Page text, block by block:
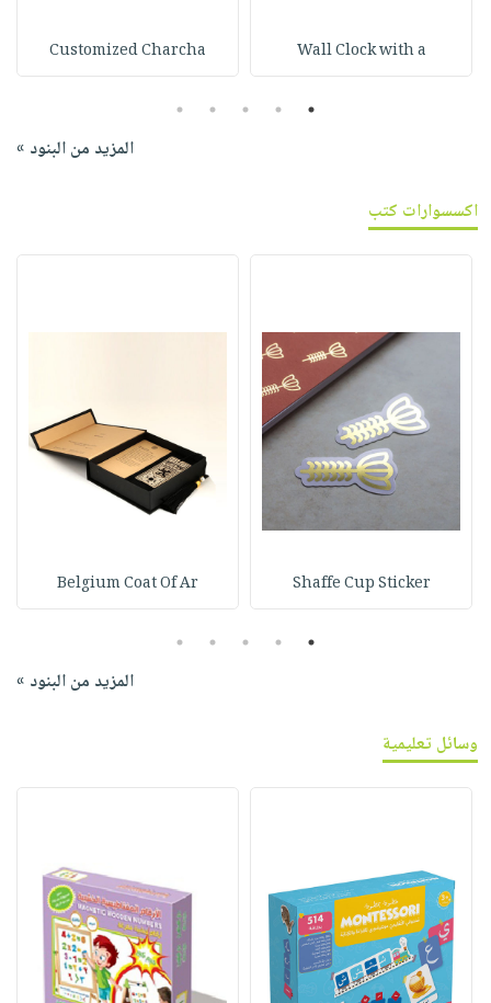
Wall Clock with a
Customized Charcha
1
2
3
4
5
المزيد من البنود »
اكسسوارات كتب
Shaffe Cup Sticker
Belgium Coat Of Ar
1
2
3
4
5
المزيد من البنود »
وسائل تعليمية